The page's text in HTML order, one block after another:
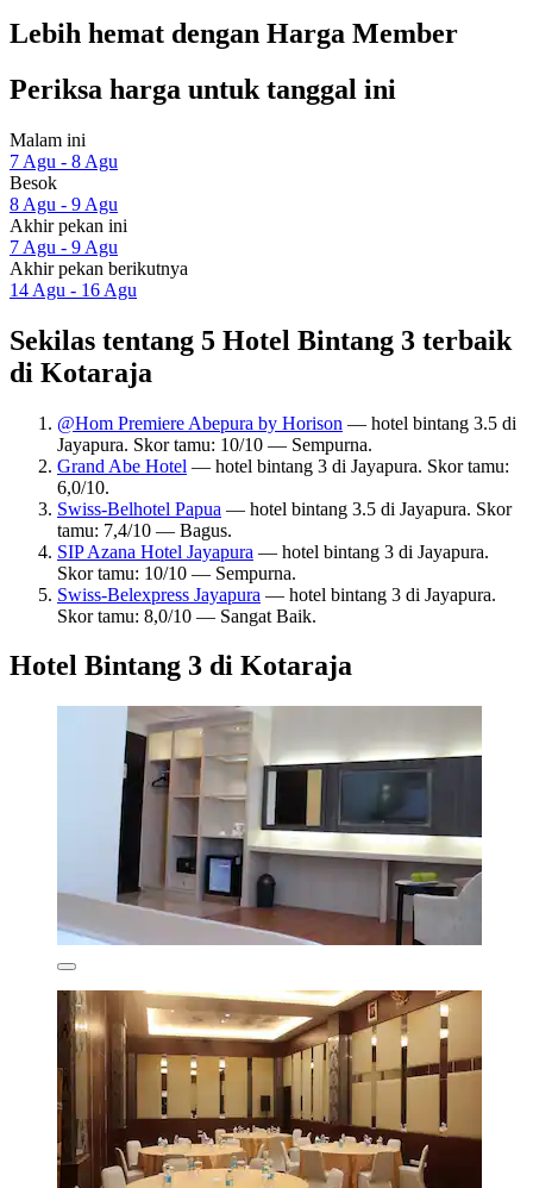
Lebih hemat dengan Harga Member
Periksa harga untuk tanggal ini
Malam ini
7 Agu - 8 Agu
Besok
8 Agu - 9 Agu
Akhir pekan ini
7 Agu - 9 Agu
Akhir pekan berikutnya
14 Agu - 16 Agu
Sekilas tentang 5 Hotel Bintang 3 terbaik
di Kotaraja
@Hom Premiere Abepura by Horison — hotel bintang 3.5 di
Jayapura. Skor tamu: 10/10 — Sempurna.
Grand Abe Hotel — hotel bintang 3 di Jayapura. Skor tamu:
6,0/10.
Swiss-Belhotel Papua — hotel bintang 3.5 di Jayapura. Skor
tamu: 7,4/10 — Bagus.
SIP Azana Hotel Jayapura — hotel bintang 3 di Jayapura.
Skor tamu: 10/10 — Sempurna.
Swiss-Belexpress Jayapura — hotel bintang 3 di Jayapura.
Skor tamu: 8,0/10 — Sangat Baik.
Hotel Bintang 3 di Kotaraja